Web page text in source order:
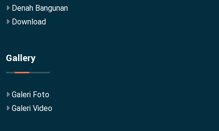
Denah Bangunan
Download
Gallery
Galeri Foto
Galeri Video